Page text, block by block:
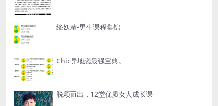
绛妖精-男生课程集锦
Chic异地恋最强宝典。
脱颖而出，12堂优质女人成长课